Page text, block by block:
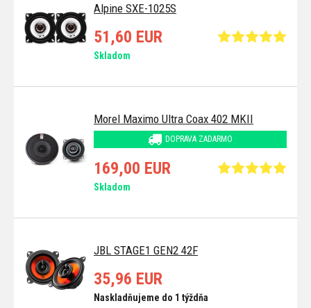
Alpine SXE-1025S
51,60 EUR
Skladom
Morel Maximo Ultra Coax 402 MKII
DOPRAVA ZADARMO
169,00 EUR
Skladom
JBL STAGE1 GEN2 42F
35,96 EUR
Naskladňujeme do 1 týždňa